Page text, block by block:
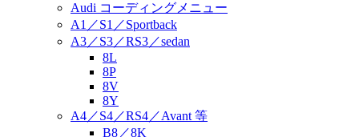
Audi コーディングメニュー
A1／S1／Sportback
A3／S3／RS3／sedan
8L
8P
8V
8Y
A4／S4／RS4／Avant 等
B8／8K